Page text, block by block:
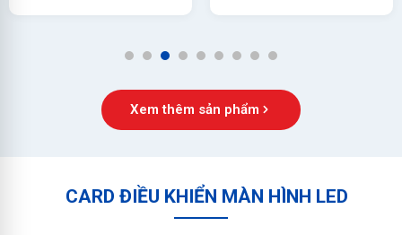
1 2 3 4 5 6 7 8 9
Xem thêm sản phẩm
CARD ĐIỀU KHIỂN MÀN HÌNH LED